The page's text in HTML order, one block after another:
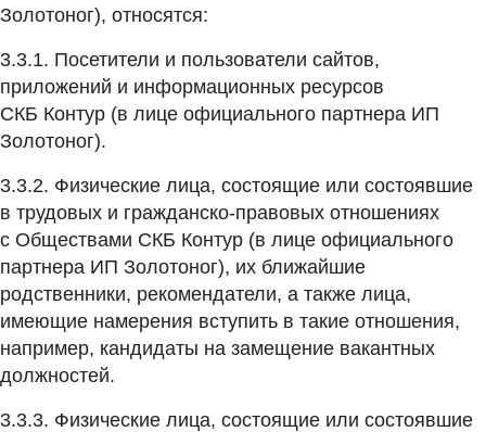
Золотоног), относятся:
3.3.1. Посетители и пользователи сайтов,
приложений и информационных ресурсов
СКБ Контур (в лице официального партнера ИП
Золотоног).
3.3.2. Физические лица, состоящие или состоявшие
в трудовых и гражданско-правовых отношениях
с Обществами СКБ Контур (в лице официального
партнера ИП Золотоног), их ближайшие
родственники, рекомендатели, а также лица,
имеющие намерения вступить в такие отношения,
например, кандидаты на замещение вакантных
должностей.
3.3.3. Физические лица, состоящие или состоявшие